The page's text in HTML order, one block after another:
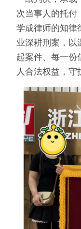
次当事人的托付
学成律师的知律
业深耕刑案，以
起案件、每一份
人合法权益，守